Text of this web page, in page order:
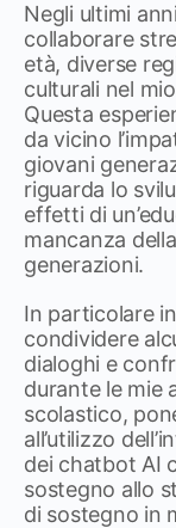
Negli ultimi
collaborare
età, diverse
culturali nel
Questa
da vicino
giovani
riguarda lo
effetti di
mancanza
generazioni.
In particolare
condividere
dialoghi e
durante le mie
scolastico,
all’utilizzo
dei chatbot AI
sostegno allo
di sostegno in